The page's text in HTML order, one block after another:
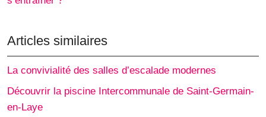
Articles similaires
La convivialité des salles d’escalade modernes
Découvrir la piscine Intercommunale de Saint-Germain-
en-Laye